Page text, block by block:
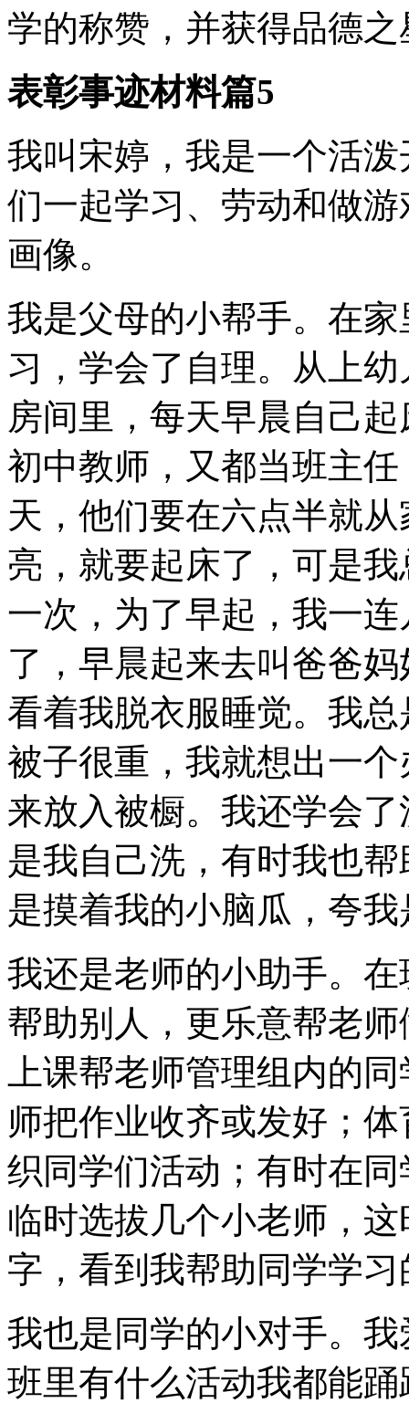
学的称赞，并获得品德之
表彰事迹材料篇5
我叫宋婷，我是一个活
们一起学习、劳动和做
画像。
我是父母的小帮手。在
习，学会了自理。从上
房间里，每天早晨自己
初中教师，又都当班主
天，他们要在六点半就
亮，就要起床了，可是
一次，为了早起，我一
了，早晨起来去叫爸爸
看着我脱衣服睡觉。我
被子很重，我就想出一
来放入被橱。我还学会
是我自己洗，有时我也
是摸着我的小脑瓜，夸
我还是老师的小助手。
帮助别人，更乐意帮老
上课帮老师管理组内的
师把作业收齐或发好；
织同学们活动；有时在
临时选拔几个小老师，
字，看到我帮助同学学
我也是同学的小对手。
班里有什么活动我都能